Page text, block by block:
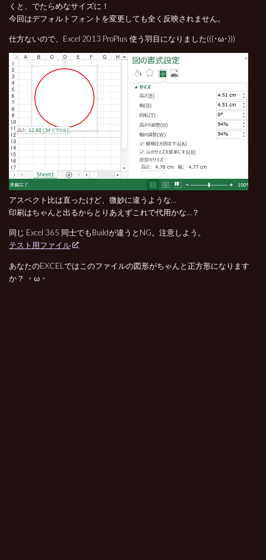
くと、でたらめなサイズに！
今回はデフォルトフォントを変更しても全く反映されません。
仕方ないので、Excel 2013 ProPlus 使う羽目になりました(((･ω･)))
アスペクト比は直ったけど、微妙に違うような…
印刷はちゃんと出るからとりあえずこれで代用かな…？
同じ Excel 365 同士でもBuildが違うとNG。注意しよう。
テスト用ファイル
あなたのEXCELではこのファイルの図形がちゃんと正方形になります
か？ ・ω・